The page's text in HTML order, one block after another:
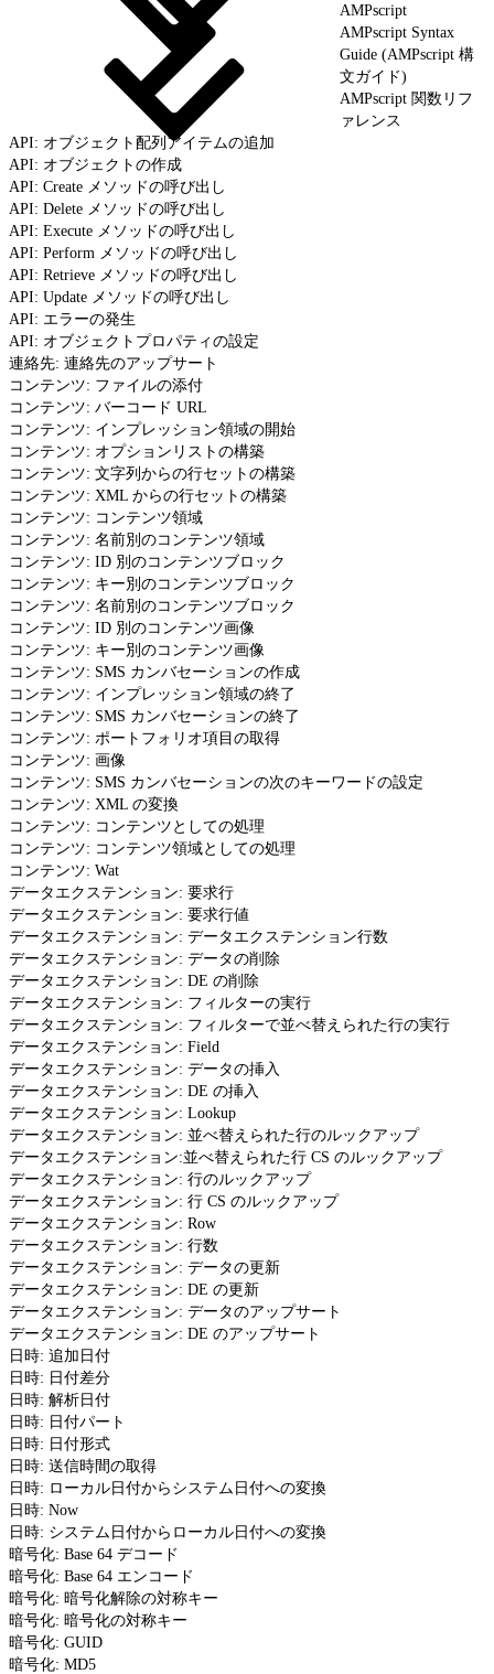
AMPscript
AMPscript Syntax
Guide (AMPscript 構
文ガイド)
AMPscript 関数リフ
ァレンス
API: オブジェクト配列アイテムの追加
API: オブジェクトの作成
API: Create メソッドの呼び出し
API: Delete メソッドの呼び出し
API: Execute メソッドの呼び出し
API: Perform メソッドの呼び出し
API: Retrieve メソッドの呼び出し
API: Update メソッドの呼び出し
API: エラーの発生
API: オブジェクトプロパティの設定
連絡先: 連絡先のアップサート
コンテンツ: ファイルの添付
コンテンツ: バーコード URL
コンテンツ: インプレッション領域の開始
コンテンツ: オプションリストの構築
コンテンツ: 文字列からの行セットの構築
コンテンツ: XML からの行セットの構築
コンテンツ: コンテンツ領域
コンテンツ: 名前別のコンテンツ領域
コンテンツ: ID 別のコンテンツブロック
コンテンツ: キー別のコンテンツブロック
コンテンツ: 名前別のコンテンツブロック
コンテンツ: ID 別のコンテンツ画像
コンテンツ: キー別のコンテンツ画像
コンテンツ: SMS カンバセーションの作成
コンテンツ: インプレッション領域の終了
コンテンツ: SMS カンバセーションの終了
コンテンツ: ポートフォリオ項目の取得
コンテンツ: 画像
コンテンツ: SMS カンバセーションの次のキーワードの設定
コンテンツ: XML の変換
コンテンツ: コンテンツとしての処理
コンテンツ: コンテンツ領域としての処理
コンテンツ: Wat
データエクステンション: 要求行
データエクステンション: 要求行値
データエクステンション: データエクステンション行数
データエクステンション: データの削除
データエクステンション: DE の削除
データエクステンション: フィルターの実行
データエクステンション: フィルターで並べ替えられた行の実行
データエクステンション: Field
データエクステンション: データの挿入
データエクステンション: DE の挿入
データエクステンション: Lookup
データエクステンション: 並べ替えられた行のルックアップ
データエクステンション:並べ替えられた行 CS のルックアップ
データエクステンション: 行のルックアップ
データエクステンション: 行 CS のルックアップ
データエクステンション: Row
データエクステンション: 行数
データエクステンション: データの更新
データエクステンション: DE の更新
データエクステンション: データのアップサート
データエクステンション: DE のアップサート
日時: 追加日付
日時: 日付差分
日時: 解析日付
日時: 日付パート
日時: 日付形式
日時: 送信時間の取得
日時: ローカル日付からシステム日付への変換
日時: Now
日時: システム日付からローカル日付への変換
暗号化: Base 64 デコード
暗号化: Base 64 エンコード
暗号化: 暗号化解除の対称キー
暗号化: 暗号化の対称キー
暗号化: GUID
暗号化: MD5